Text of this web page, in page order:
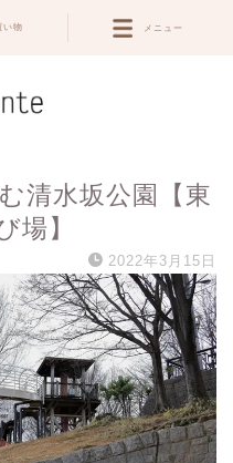
メニュー
い物
清水坂公園【東
場】
2022年3月15日